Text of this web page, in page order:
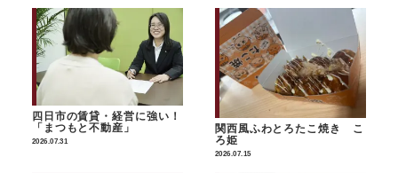
四日市の賃貸・経営に強い！
「まつもと不動産」
2026.07.31
関西風ふわとろたこ焼き こ
ろ姫
2026.07.15